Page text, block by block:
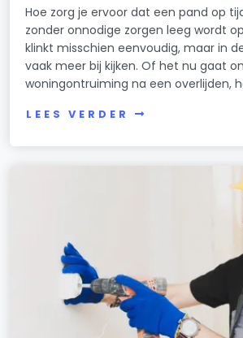
Hoe zorg je ervoor dat een pand op
zonder onnodige zorgen leeg wordt
klinkt misschien eenvoudig, maar in
vaak meer bij kijken. Of het nu gaat
woningontruiming na een overlijden,
LEES VERDER